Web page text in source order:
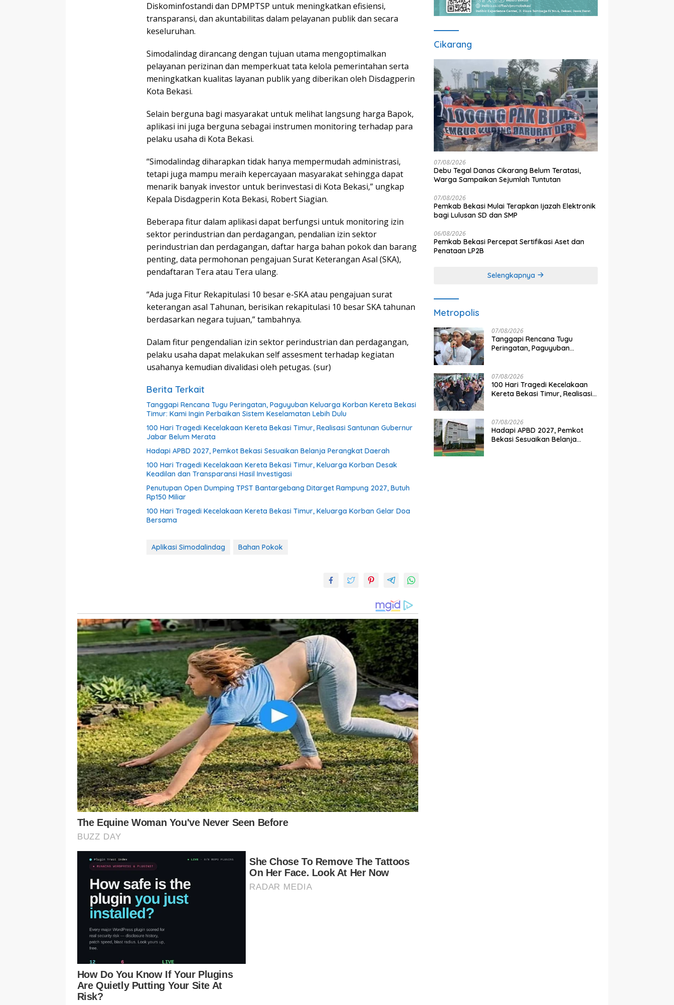
Diskominfostandi dan DPMPTSP untuk meningkatkan efisiensi,
transparansi, dan akuntabilitas dalam pelayanan publik dan secara
keseluruhan.
Simodalindag dirancang dengan tujuan utama mengoptimalkan
pelayanan perizinan dan memperkuat tata kelola pemerintahan serta
meningkatkan kualitas layanan publik yang diberikan oleh Disdagperin
Kota Bekasi.
Selain berguna bagi masyarakat untuk melihat langsung harga Bapok,
aplikasi ini juga berguna sebagai instrumen monitoring terhadap para
pelaku usaha di Kota Bekasi.
“Simodalindag diharapkan tidak hanya mempermudah administrasi,
tetapi juga mampu meraih kepercayaan masyarakat sehingga dapat
menarik banyak investor untuk berinvestasi di Kota Bekasi,” ungkap
Kepala Disdagperin Kota Bekasi, Robert Siagian.
Beberapa fitur dalam aplikasi dapat berfungsi untuk monitoring izin
sektor perindustrian dan perdagangan, pendalian izin sektor
perindustrian dan perdagangan, daftar harga bahan pokok dan barang
penting, data permohonan pengajuan Surat Keterangan Asal (SKA),
pendaftaran Tera atau Tera ulang.
“Ada juga Fitur Rekapitulasi 10 besar e-SKA atau pengajuan surat
keterangan asal Tahunan, berisikan rekapitulasi 10 besar SKA tahunan
berdasarkan negara tujuan,” tambahnya.
Dalam fitur pengendalian izin sektor perindustrian dan perdagangan,
pelaku usaha dapat melakukan self assesment terhadap kegiatan
usahanya kemudian divalidasi oleh petugas. (sur)
Berita Terkait
Tanggapi Rencana Tugu Peringatan, Paguyuban Keluarga Korban Kereta Bekasi
Timur: Kami Ingin Perbaikan Sistem Keselamatan Lebih Dulu
100 Hari Tragedi Kecelakaan Kereta Bekasi Timur, Realisasi Santunan Gubernur
Jabar Belum Merata
Hadapi APBD 2027, Pemkot Bekasi Sesuaikan Belanja Perangkat Daerah
100 Hari Tragedi Kecelakaan Kereta Bekasi Timur, Keluarga Korban Desak
Keadilan dan Transparansi Hasil Investigasi
Penutupan Open Dumping TPST Bantargebang Ditarget Rampung 2027, Butuh
Rp150 Miliar
100 Hari Tragedi Kecelakaan Kereta Bekasi Timur, Keluarga Korban Gelar Doa
Bersama
Aplikasi Simodalindag Bahan Pokok
Cikarang
07/08/2026
Debu Tegal Danas Cikarang Belum Teratasi,
Warga Sampaikan Sejumlah Tuntutan
07/08/2026
Pemkab Bekasi Mulai Terapkan Ijazah Elektronik
bagi Lulusan SD dan SMP
06/08/2026
Pemkab Bekasi Percepat Sertifikasi Aset dan
Penataan LP2B
Selengkapnya
Metropolis
07/08/2026
Tanggapi Rencana Tugu
Peringatan, Paguyuban
Perbaikan Sistem Keselamatan
Lebih Dulu
07/08/2026
100 Hari Tragedi Kecelakaan
Kereta Bekasi Timur, Realisasi
07/08/2026
Hadapi APBD 2027, Pemkot
Bekasi Sesuaikan Belanja